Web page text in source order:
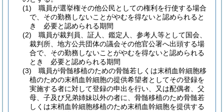
(1)
職員が選挙権その他公民としての権利を行使する場合
で、その勤務しないことがやむを得ないと認められると
き 必要と認められる期間
(2)
職員が裁判員、証人、鑑定人、参考人等として国会、
裁判所、地方公共団体の議会その他官公署へ出頭する場
合で、その勤務しないことがやむを得ないと認められる
とき 必要と認められる期間
(3)
職員が骨髄移植のための骨髄若しくは末梢血幹細胞移
植のための末梢血幹細胞の提供希望者としてその登録を
実施する者に対して登録の申出を行い、又は配偶者、父
母、子及び兄弟姉妹以外の者に、骨髄移植のため骨髄若
しくは末梢血幹細胞移植のため末梢血幹細胞を提供する